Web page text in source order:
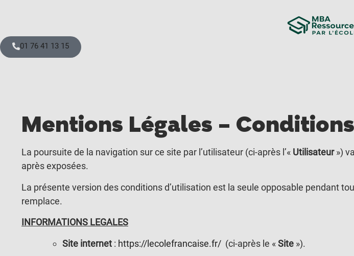
01 76 41 13 15
Mentions Légales –
La poursuite de la navigation sur ce site par l’utilisateur (ci-après l’« Utilisateur»)
après exposées.
La présente version des conditions d’utilisation est la seule opposable pendant
remplace.
INFORMATIONS LEGALES
Site internet : https://lecolefrancaise.fr/ (ci-après le «Site »).